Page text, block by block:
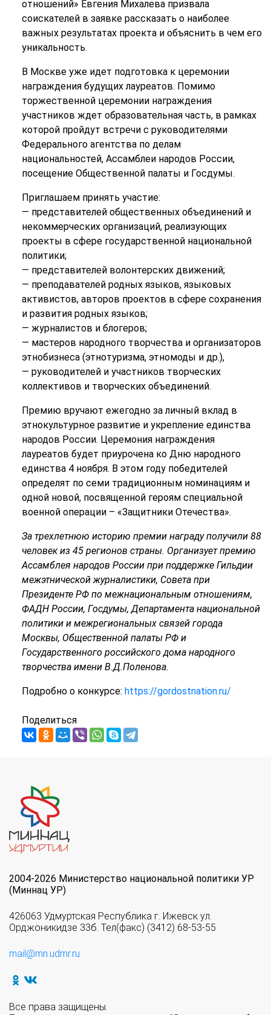
отношений» Евгения Михалева призвала
соискателей в заявке рассказать о наиболее
важных результатах проекта и объяснить в чем его
уникальность.
В Москве уже идет подготовка к церемонии
награждения будущих лауреатов. Помимо
торжественной церемонии награждения
участников ждет образовательная часть, в рамках
которой пройдут встречи с руководителями
Федерального агентства по делам
национальностей, Ассамблеи народов России,
посещение Общественной палаты и Госдумы.
Приглашаем принять участие:
— представителей общественных объединений и
некоммерческих организаций, реализующих
проекты в сфере государственной национальной
политики;
— представителей волонтерских движений;
— преподавателей родных языков, языковых
активистов, авторов проектов в сфере сохранения
и развития родных языков;
— журналистов и блогеров;
— мастеров народного творчества и организаторов
этнобизнеса (этнотуризма, этномоды и др.),
— руководителей и участников творческих
коллективов и творческих объединений.
Премию вручают ежегодно за личный вклад в
этнокультурное развитие и укрепление единства
народов России. Церемония награждения
лауреатов будет приурочена ко Дню народного
единства 4 ноября. В этом году победителей
определят по семи традиционным номинациям и
одной новой, посвященной героям специальной
военной операции – «Защитники Отечества».
За трехлетнюю историю премии награду получили 88
человек из 45 регионов страны. Организует премию
Ассамблея народов России при поддержке Гильдии
межэтнической журналистики, Совета при
Президенте РФ по межнациональным отношениям,
ФАДН России, Госдумы, Департамента национальной
политики и межрегиональных связей города
Москвы, Общественной палаты РФ и
Государственного российского дома народного
творчества имени В.Д.Поленова.
Подробно о конкурсе: https://gordostnation.ru/
Поделиться
2004-2026 Министерство национальной политики УР
(Миннац УР)
426063 Удмуртская Республика г. Ижевск ул.
Орджоникидзе 33б. Тел(факс) (3412) 68-53-55
mail@mn.udmr.ru
Все права защищены.